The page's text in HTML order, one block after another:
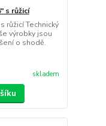
s růžicí
růžicí Technický
výrobky jsou
o shodě.
skladem